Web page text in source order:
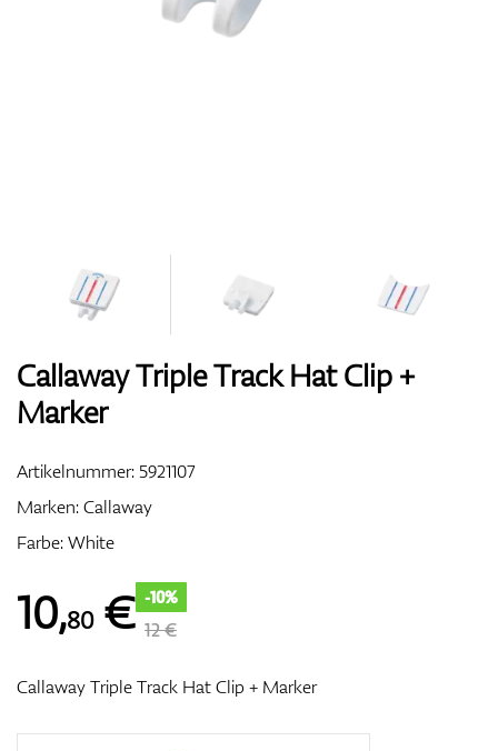
Bags
Entfernungsmesser & GPS
Callaway Triple Track Hat Clip +
Marker
Artikelnummer:5921107
Marken:Callaway
Farbe: White
10,80€ -10%
12 €
Callaway Triple Track Hat Clip + Marker